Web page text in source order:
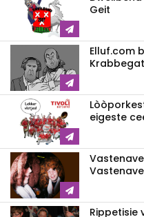
Geit
Elluf.com
eigeste
Rippetisie